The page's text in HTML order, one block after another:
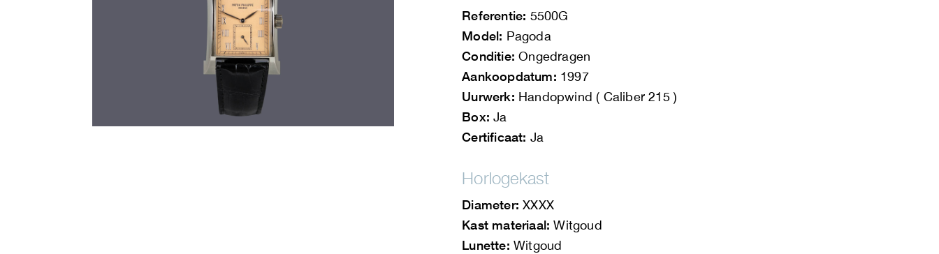
Referentie: 5500G
Model: Pagoda
Conditie: Ongedragen
Aankoopdatum: 1997
Uurwerk: Handopwind ( Caliber 215 )
Box: Ja
Certificaat: Ja
Horlogekast
Diameter: XXXX
Kast materiaal: Witgoud
Lunette: Witgoud